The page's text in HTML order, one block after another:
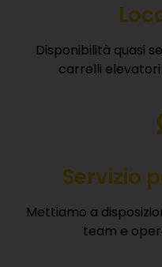
Disponibilità quasi
carrelli
Servizio
Mettiamo a
team e